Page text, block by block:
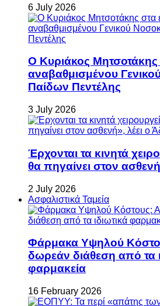
6 July 2026
Ο Κυριάκος Μητσοτάκης
αναβαθμισμένου
Παίδων Πεντέλης
3 July 2026
Έρχονται τα κινητά
θα πηγαίνει στον
2 July 2026
Ασφαλιστικά Ταμεία
Φάρμακα Υψηλού
δωρεάν διάθεση από τα
φαρμακεία
16 February 2026